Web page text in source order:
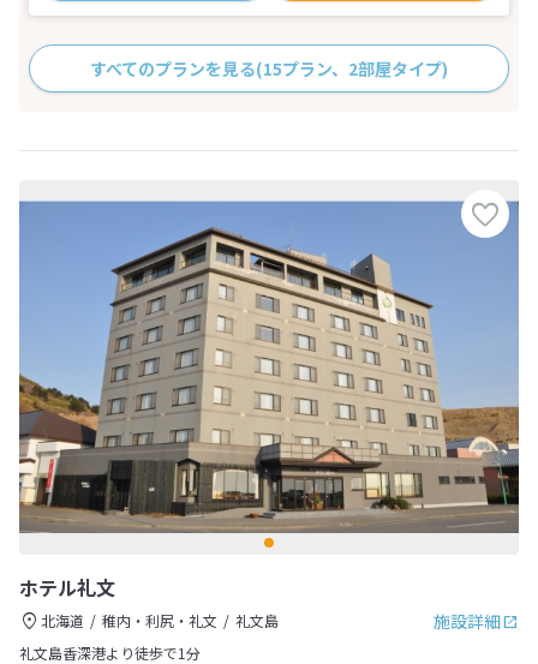
すべてのプランを見る(15プラン、2部屋タイプ)
ホテル礼文
施設詳細
北海道 稚内・利尻・礼文
礼文島
礼文島香深港より徒歩で1分